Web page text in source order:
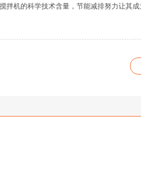
拌机的科学技术含量，节能减排努力让其